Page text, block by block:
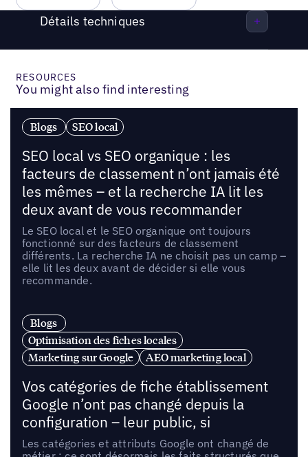
Détails techniques
RESOURCES
You might also find interesting
Blogs SEO local
SEO local vs SEO organique : les
facteurs de classement n’ont jamais été
les mêmes – et la recherche IA lit les
deux avant de vous recommander
Le SEO local et le SEO organique ont toujours
fonctionné sur des facteurs de classement
différents. La recherche IA ne choisit pas un camp –
elle lit les deux avant de décider si elle vous
recommande.
Blogs
Optimisation des fiches locales
Marketing sur Google
AEO marketing local
Vos catégories de fiche établissement
Google n’ont pas changé depuis la
configuration – leur public, si
Les catégories et attributs Google ont changé de